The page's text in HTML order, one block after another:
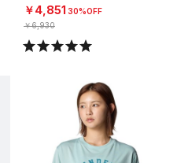
N）
￥4,851 30%OFF
￥6,930